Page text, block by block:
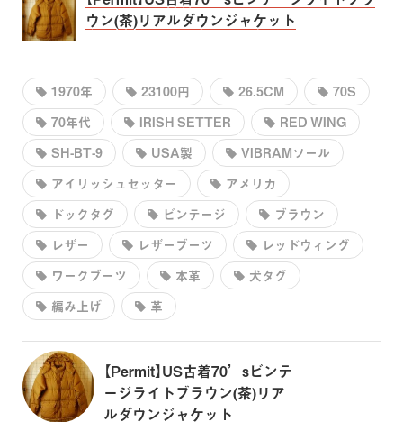
ウン(茶)リアルダウンジャケット
1970年 23100円 26.5CM
70S
70年代
IRISH SETTER
RED WING
SH-BT-9
USA製
VIBRAMソール
アイリッシュセッター
アメリカ
ドックタグ
ビンテージ
ブラウン
レザー
レザーブーツ
レッドウィング
ワークブーツ
本革
犬タグ
編み上げ
革
【Permit】US古着70’sビンテ
ージライトブラウン(茶)リア
ルダウンジャケット